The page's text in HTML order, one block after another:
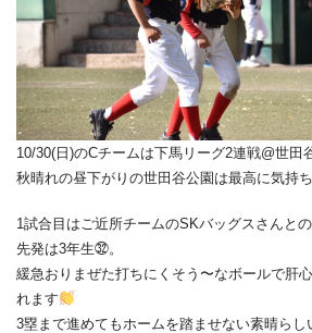
10/30(日)のCチームは下馬リーグ2連戦@世田
秋晴れの昼下がりの世田谷公園は最高に気持
1試合目はご近所チームのSKバッグスさんとの
先発は3年生㉜。
緩急おりまぜた打ちにくそう〜なボールで肝
れます
3塁まで進めてもホームを踏ませない素晴らし